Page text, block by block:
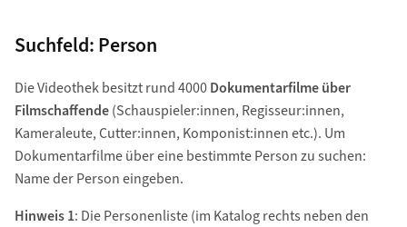
Suchfeld: Person
Die Videothek besitzt rund 4000Dokumentarfilme über
Filmschaffende(Schauspieler:innen, Regisseur:innen,
Kameraleute, Cutter:innen, Komponist:innen etc.). Um
Dokumentarfilme über eine bestimmte Person zu suchen:
Name der Person eingeben.
Hinweis 1: Die Personenliste (im Katalog rechts neben den